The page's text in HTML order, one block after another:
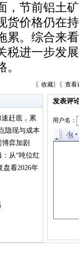
，节前铝土
货价格仍在
累。综合来
税进一步发
〖 收藏〗〖 查看
赶底，累
隐现与成本
弈加剧
从“吨位红
盘看2026年
发表评
用户名：